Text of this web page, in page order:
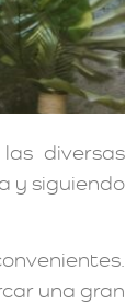
diversas
y siguiendo
una gran